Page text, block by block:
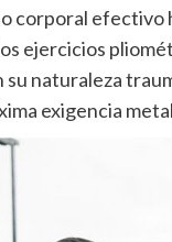
corporal efectivo
ejercicios
su naturaleza
exigencia